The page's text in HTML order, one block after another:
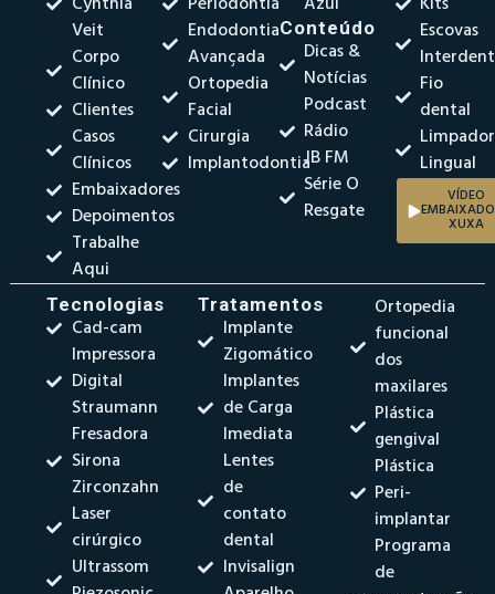
Veit
Corpo
Clínico
Clientes
Casos
Clínicos
Embaixadores
Depoimentos
Trabalhe
Aqui
Endodontia
Avançada
Ortopedia
Facial
Cirurgia
Implantodontia
Conteúdo
Dicas &
Notícias
Podcast
Rádio
JB FM
Série O
Resgate
Escovas
Fio
dental
Limpador
Lingual
VÍDEO
XUXA
Tecnologias
Cad-cam
Impressora
Digital
Straumann
Fresadora
Sirona
Zirconzahn
Laser
cirúrgico
Ultrassom
Tratamentos
Implante
Zigomático
Implantes
de Carga
Imediata
Lentes
de
contato
dental
Invisalign
Ortopedia
funcional
dos
maxilares
Plástica
gengival
Plástica
Peri-
implantar
Programa
de